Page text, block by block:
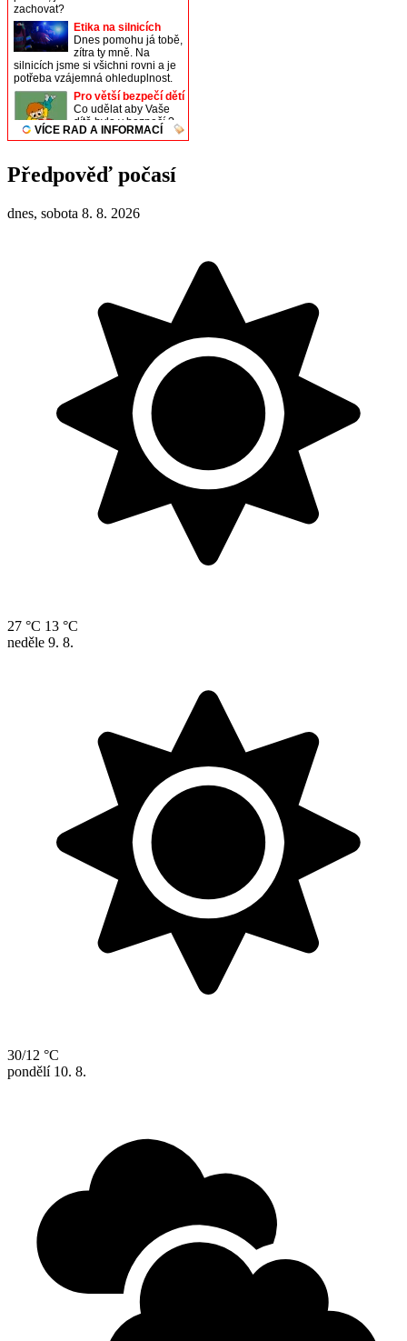
Předpověď počasí
dnes, sobota 8. 8. 2026
27 °C 13 °C
neděle 9. 8.
30/12 °C
pondělí 10. 8.